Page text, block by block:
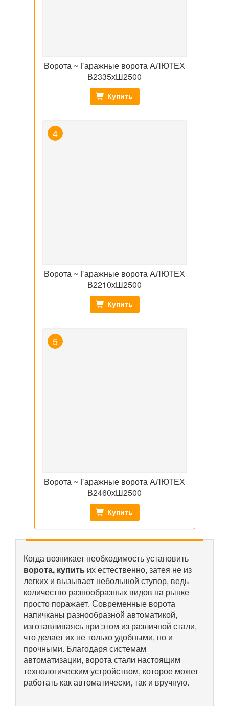
Ворота ~ Гаражные ворота АЛЮТЕХ
В2335хШ2500
Купить
Ворота ~ Гаражные ворота АЛЮТЕХ
В2210хШ2500
Купить
Ворота ~ Гаражные ворота АЛЮТЕХ
В2460хШ2500
Купить
Когда возникает необходимость установить
ворота, купить их естественно, затея не из
легких и вызывает небольшой ступор, ведь
количество разнообразных видов на рынке
просто поражает. Современные ворота
напичканы разнообразной автоматикой,
изготавливаясь при этом из различной стали,
что делает их не только удобными, но и
прочными. Благодаря системам
автоматизации, ворота стали настоящим
технологическим устройством, которое может
работать как автоматически, так и вручную.